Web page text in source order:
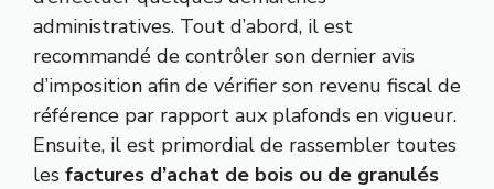
administratives. Tout d’abord, il est
recommandé de contrôler son dernier avis
d’imposition afin de vérifier son revenu fiscal de
référence par rapport aux plafonds en vigueur.
Ensuite, il est primordial de rassembler toutes
les factures d’achat de bois ou de granulés